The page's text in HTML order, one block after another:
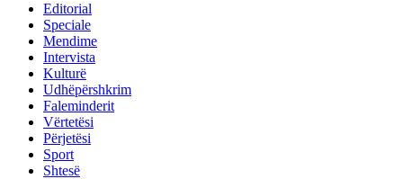
Editorial
Speciale
Mendime
Intervista
Kulturë
Udhëpërshkrim
Faleminderit
Vërtetësi
Përjetësi
Sport
Shtesë